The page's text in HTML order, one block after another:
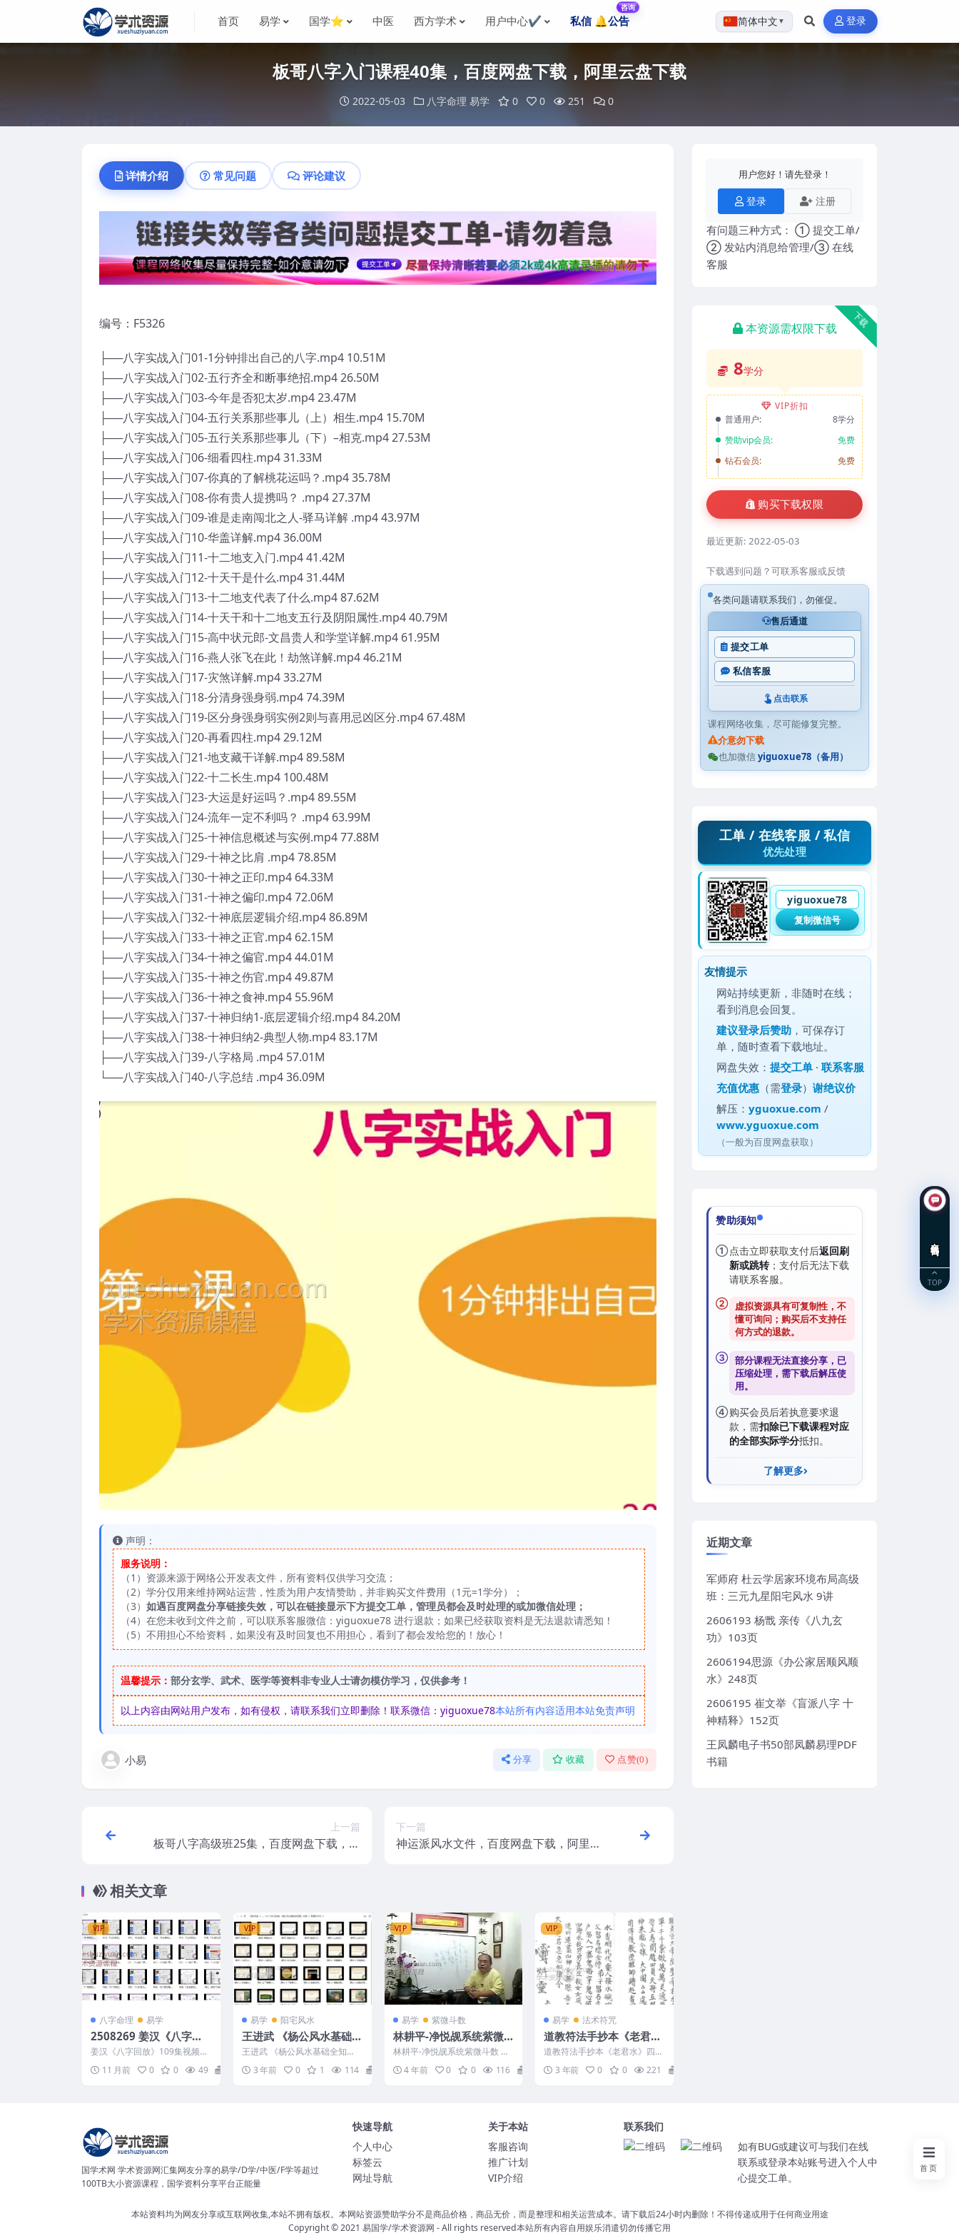
首页 易学 国学⭐ 中医 西方学术 用户中心✔️ 私信 🔔公告
咨询
简体中文 ▼ 登录
板哥八字入门课程40集，百度网盘下载，阿里云盘下载
2022-05-03 八字命理 易学 0 0 251 0
详情介绍 常见问题 评论建议
编号：F5326
├──八字实战入门01-1分钟排出自己的八字.mp4 10.51M
├──八字实战入门02-五行齐全和断事绝招.mp4 26.50M
├──八字实战入门03-今年是否犯太岁.mp4 23.47M
├──八字实战入门04-五行关系那些事儿（上）相生.mp4 15.70M
├──八字实战入门05-五行关系那些事儿（下）–相克.mp4 27.53M
├──八字实战入门06-细看四柱.mp4 31.33M
├──八字实战入门07-你真的了解桃花运吗？.mp4 35.78M
├──八字实战入门08-你有贵人提携吗？ .mp4 27.37M
├──八字实战入门09-谁是走南闯北之人-驿马详解 .mp4 43.97M
├──八字实战入门10-华盖详解.mp4 36.00M
├──八字实战入门11-十二地支入门.mp4 41.42M
├──八字实战入门12-十天干是什么.mp4 31.44M
├──八字实战入门13-十二地支代表了什么.mp4 87.62M
├──八字实战入门14-十天干和十二地支五行及阴阳属性.mp4 40.79M
├──八字实战入门15-高中状元郎-文昌贵人和学堂详解.mp4 61.95M
├──八字实战入门16-燕人张飞在此！劫煞详解.mp4 46.21M
├──八字实战入门17-灾煞详解.mp4 33.27M
├──八字实战入门18-分清身强身弱.mp4 74.39M
├──八字实战入门19-区分身强身弱实例2则与喜用忌凶区分.mp4 67.48M
├──八字实战入门20-再看四柱.mp4 29.12M
├──八字实战入门21-地支藏干详解.mp4 89.58M
├──八字实战入门22-十二长生.mp4 100.48M
├──八字实战入门23-大运是好运吗？.mp4 89.55M
├──八字实战入门24-流年一定不利吗？ .mp4 63.99M
├──八字实战入门25-十神信息概述与实例.mp4 77.88M
├──八字实战入门29-十神之比肩 .mp4 78.85M
├──八字实战入门30-十神之正印.mp4 64.33M
├──八字实战入门31-十神之偏印.mp4 72.06M
├──八字实战入门32-十神底层逻辑介绍.mp4 86.89M
├──八字实战入门33-十神之正官.mp4 62.15M
├──八字实战入门34-十神之偏官.mp4 44.01M
├──八字实战入门35-十神之伤官.mp4 49.87M
├──八字实战入门36-十神之食神.mp4 55.96M
├──八字实战入门37-十神归纳1-底层逻辑介绍.mp4 84.20M
├──八字实战入门38-十神归纳2-典型人物.mp4 83.17M
├──八字实战入门39-八字格局 .mp4 57.01M
└──八字实战入门40-八字总结 .mp4 36.09M
声明：
服务说明：
（1）资源来源于网络公开发表文件，所有资料仅供学习交流；
（2）学分仅用来维持网站运营，性质为用户友情赞助，并非购买文件费用（1元=1学分）；
（3） 如遇百度网盘分享链接失效，可以在链接显示下方提交工单，管理员都会及时处理的或加微信处理；
（4）在您未收到文件之前，可以联系客服微信：yiguoxue78 进行退款；如果已经获取资料是无法退款请悉知！
（5）不用担心不给资料，如果没有及时回复也不用担心，看到了都会发给您的！放心！
温馨提示： 部分玄学、武术、医学等资料非专业人士请勿模仿学习，仅供参考！
以上内容由网站用户发布，如有侵权，请联系我们立即删除！联系微信：yiguoxue78本站所有内容适用本站免责声明
小易 分享 收藏 点赞(0)
上一篇
板哥八字高级班25集，百度网盘下载，阿
下一篇
神运派风水文件，百度网盘下载，阿里云
相关文章
VIP
八字命理 易学
2508269 姜汉《八字回
放》109集视频约235小
时课程，都是案例，案例
集Y
姜汉《八字回放》109集视频约
235小时课程，都是案例，案例
集Y 2508269
11 月前 0 0 49
VIP
易学 阳宅风水
王进武 《杨公风水基础全
知道》35集视频
王进武 《杨公风水基础全知
道》35集 2311130 王进武 《杨
公风水基础全知...
3 年前 0 1 114
VIP
易学 紫微斗数
林耕平-净悦觇系统紫微
斗数
林耕平-净悦觇系统紫微斗数 编
号：222113C366 净悦觇系统
紫微斗数 &n...
4 年前 0 0 116
VIP
易学 法术符咒
道教符法手抄本《老君
水》四册一套一个pdf，
共91筒子页
道教符法手抄本《老君水》四册
一套，共91筒子页。 Y2307-26
道教符法手...
3 年前 0 0 221
用户您好！请先登录！
登录 注册
有问题三种方式： ① 提交工单/
② 发站内消息给管理/③ 在线
客服
下载
本资源需权限下载
8学分
VIP折扣
普通用户:
8学分
赞助vip会员:
免费
钻石会员:
免费
购买下载权限
最近更新: 2022-05-03
下载遇到问题？可联系客服或反馈
各类问题请联系我们，勿催促。
售后通道
提交工单
私信客服
点击联系
课程网络收集，尽可能修复完整。
介意勿下载
也加微信yiguoxue78（备用）
工单 / 在线客服 / 私信
优先处理
yiguoxue78
复制微信号
友情提示
网站持续更新，非随时在线；
看到消息会回复。
建议登录后赞助 ，可保存订
单，随时查看下载地址。
网盘失效：提交工单 ·联系客服
充值优惠 （需登录）谢绝议价
解压：yguoxue.com /
www.yguoxue.com
（一般为百度网盘获取）
赞助须知
①点击立即获取支付后返回刷
新或跳转；支付后无法下载
请联系客服。
②
虚拟资源具有可复制性，不
懂可询问；购买后不支持任
何方式的退款。
③ 部分课程无法直接分享，已
压缩处理，需下载后解压使
用。
④购买会员后若执意要求退
款，需扣除已下载课程对应
的全部实际学分抵扣。
了解更多
近期文章
军师府 杜云学居家环境布局高级
班：三元九星阳宅风水 9讲
2606193 杨戬 亲传《八九玄
功》103页
2606194思源《办公家居顺风顺
水》248页
2606195 崔文举《盲派八字 十
神精释》152页
王凤麟电子书50部凤麟易理PDF
书籍
国学术网 学术资源网汇集网友分享的易学/D学/中医/F学等超过
100TB大小资源课程，国学资料分享平台正能量
快速导航
个人中心
标签云
网址导航
关于本站
客服咨询
推广计划
VIP介绍
联系我们
如有BUG或建议可与我们在线
联系或登录本站账号进入个人中
心提交工单。
本站资料均为网友分享或互联网收集,本站不拥有版权。本网站资源赞助学分不是商品价格，商品无价，而是整理和相关运营成本。请下载后24小时内删除！不得传递或用于任何商业用途
Copyright © 2021 易国学/学术资源网 - All rights reserved本站所有内容自用娱乐消遣切勿传播它用
首页
TOP